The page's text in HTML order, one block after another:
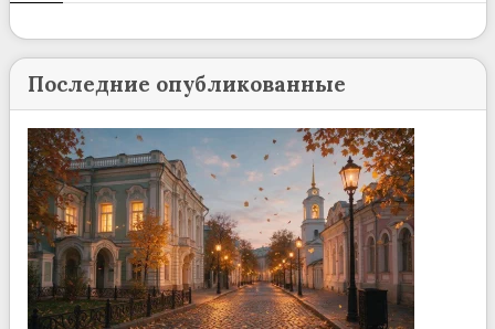
Последние опубликованные